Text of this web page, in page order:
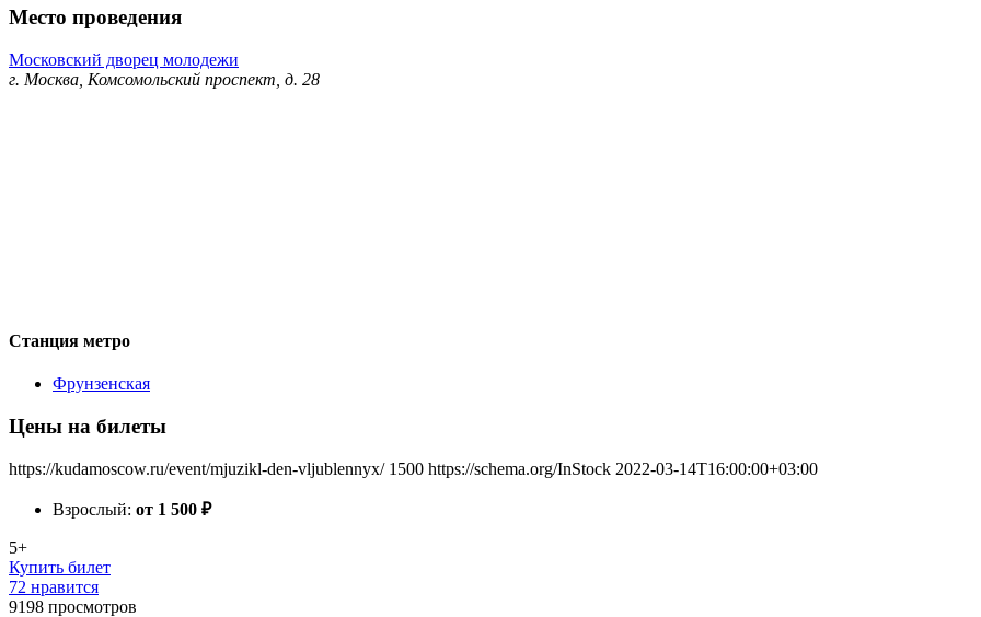
Место проведения
Московский дворец молодежи
г. Москва, Комсомольский проспект, д. 28
Станция метро
Фрунзенская
Цены на билеты
https://kudamoscow.ru/event/mjuzikl-den-vljublennyx/ 1500 https://schema.org/InStock 2022-03-14T16:00:00+03:00
Взрослый: от 1 500 ₽
5+
Купить билет
72 нравится
9198 просмотров